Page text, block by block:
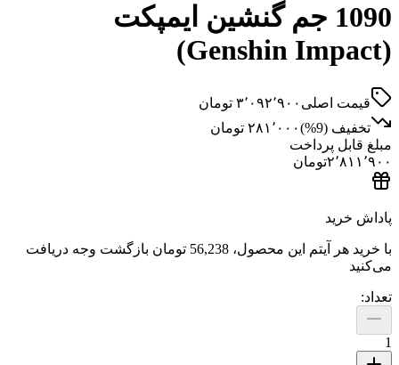
1090 جم گنشین ایمپکت
(Genshin Impact)
قیمت اصلی ۳٬۰۹۲٬۹۰۰ تومان
تخفیف (9
%)۲۸۱٬۰۰۰ تومان
مبلغ قابل پرداخت
۲٬۸۱۱٬۹۰۰تومان
پاداش خرید
با خرید هر آیتم این محصول، 56,238 تومان
بازگشت وجه دریافت
می‌کنید
تعداد:
1